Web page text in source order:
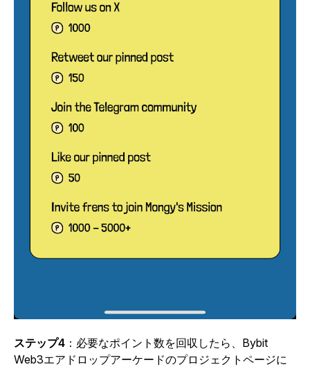
ステップ4 ：必要なポイント数を回収したら、Bybit
Web3エアドロップアーケードのプロジェクトページに